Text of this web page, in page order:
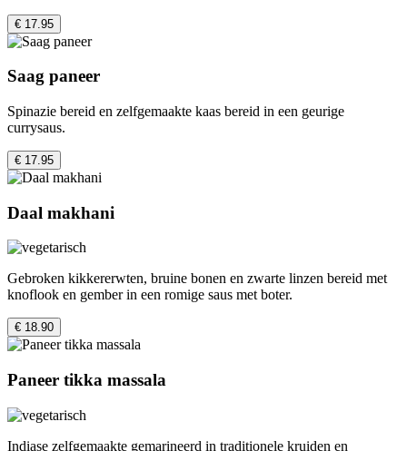
€ 17.95
Saag paneer
Spinazie bereid en zelfgemaakte kaas bereid in een geurige
currysaus.
€ 17.95
Daal makhani
Gebroken kikkererwten, bruine bonen en zwarte linzen bereid met
knoflook en gember in een romige saus met boter.
€ 18.90
Paneer tikka massala
Indiase zelfgemaakte gemarineerd in traditionele kruiden en